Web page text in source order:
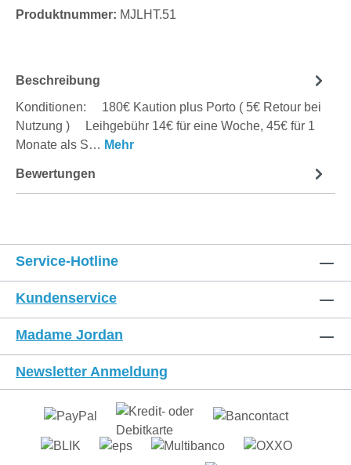
Produktnummer: MJLHT.51
Beschreibung
Konditionen: 180€ Kaution plus Porto ( 5€ Retour bei
Nutzung ) Leihgebühr 14€ für eine Woche, 45€ für 1
Monate als S… Mehr
Bewertungen
Service-Hotline
Kundenservice
Madame Jordan
Newsletter Anmeldung